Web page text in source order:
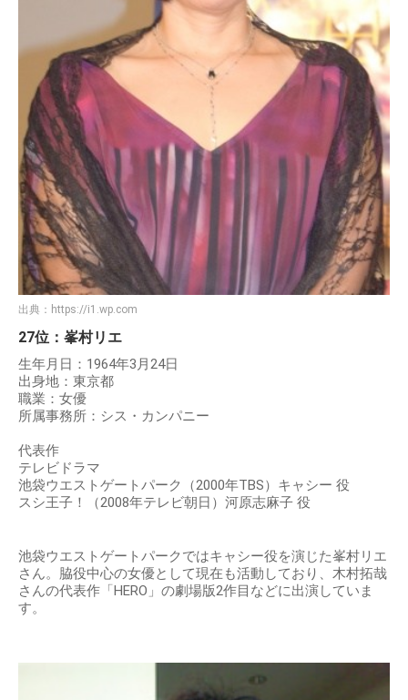
出典： https://i1.wp.com
27位：峯村リエ
生年月日：1964年3月24日
出身地：東京都
職業：女優
所属事務所：シス・カンパニー
代表作
テレビドラマ
池袋ウエストゲートパーク（2000年TBS）キャシー 役
スシ王子！（2008年テレビ朝日）河原志麻子 役
池袋ウエストゲートパークではキャシー役を演じた峯村リエ
さん。脇役中心の女優として現在も活動しており、木村拓哉
さんの代表作「HERO」の劇場版2作目などに出演していま
す。